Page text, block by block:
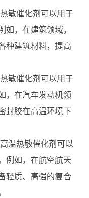
敏催化剂可以用于
如，在建筑领域，
种建筑材料，提高
敏催化剂可以用于
，在汽车发动机领
封胶在高温环境下
温热敏催化剂可以
例如，在航空航天
轻质、高强的复合